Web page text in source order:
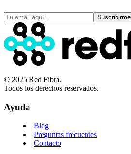
Suscribirme
© 2025 Red Fibra.
Todos los derechos reservados.
Ayuda
Blog
Preguntas frecuentes
Contacto